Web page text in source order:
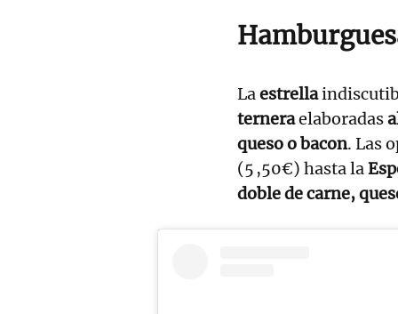
Laestrella
terneraelaboradas
queso o bacon. Las
(5 ,50€) hasta la
doble de carne,